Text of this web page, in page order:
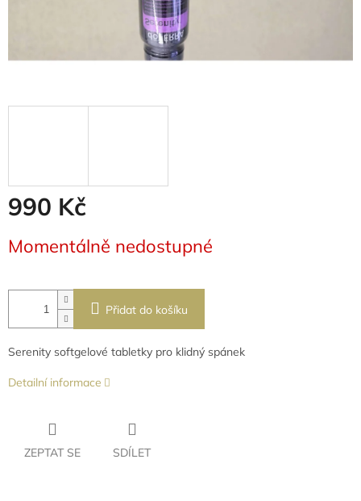
990 Kč
cena:
Momentálně nedostupné
Přidat do košíku
Serenity softgelové tabletky pro klidný spánek
Detailní informace
ZEPTAT SE SDÍLET